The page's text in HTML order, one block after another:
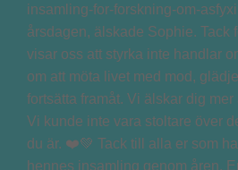
insamling-for-forskning-om-
årsdagen, älskade Sophie. Tack
visar oss att styrka inte handlar
om att möta livet med mod,
fortsätta framåt. Vi älskar dig
Vi kunde inte vara stoltare över
du är. ❤️💚 Tack till alla er som
hennes insamling genom åren.